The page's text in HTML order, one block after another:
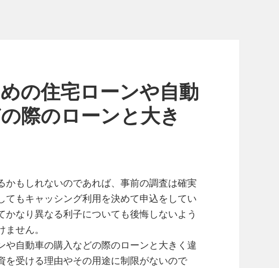
の住宅ローンや自動
際のローンと大き
かもしれないのであれば、事前の調査は確実
てもキャッシング利用を決めて申込をしてい
かなり異なる利子についても後悔しないよう
せん。
や自動車の購入などの際のローンと大きく違
を受ける理由やその用途に制限がないので